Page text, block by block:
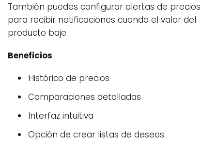
También puedes configurar alertas de precios
para recibir notificaciones cuando el valor del
producto baje.
Beneficios
Histórico de precios
Comparaciones detalladas
Interfaz intuitiva
Opción de crear listas de deseos